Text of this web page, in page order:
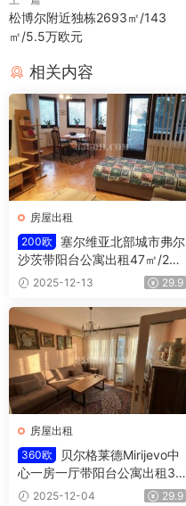
松博尔附近独栋2693㎡/143
㎡/5.5万欧元
相关内容
房屋出租
200欧
塞尔维亚北部城市弗尔
沙茨带阳台公寓出租47㎡/200
欧/月2025-12-13 29.9
房屋出租
360欧
贝尔格莱德Mirijevo中
心一房一厅带阳台公寓出租36
0欧/月
2025-12-04 29.9